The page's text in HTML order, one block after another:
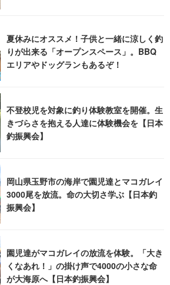
夏休みにオススメ！子供と一緒に涼しく釣
りが出来る「オープンスペース」。BBQ
エリアやドッグランもあるぞ！
不登校児を対象に釣り体験教室を開催。生
きづらさを抱える人達に体験機会を【日本
釣振興会】
岡山県玉野市の海岸で園児達とマコガレイ
3000尾を放流。命の大切さ学ぶ【日本釣
振興会】
園児達がマコガレイの放流を体験。「大き
くなあれ！」の掛け声で4000の小さな命
が大海原へ【日本釣振興会】